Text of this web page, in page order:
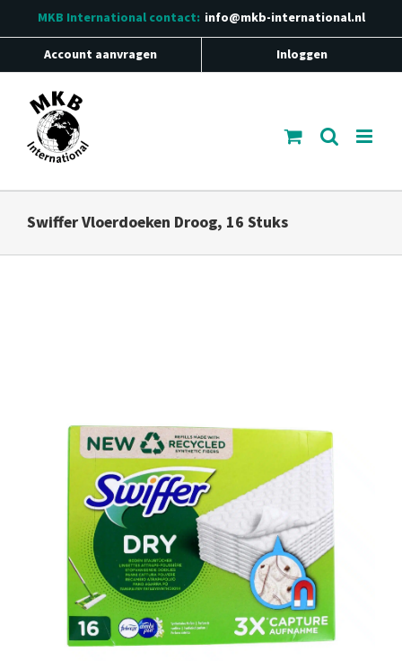
inhoud
MKB Internationalcontact: info@mkb-international.nl
Account aanvragen Inloggen
Swiffer Vloerdoeken Droog, 16 Stuks